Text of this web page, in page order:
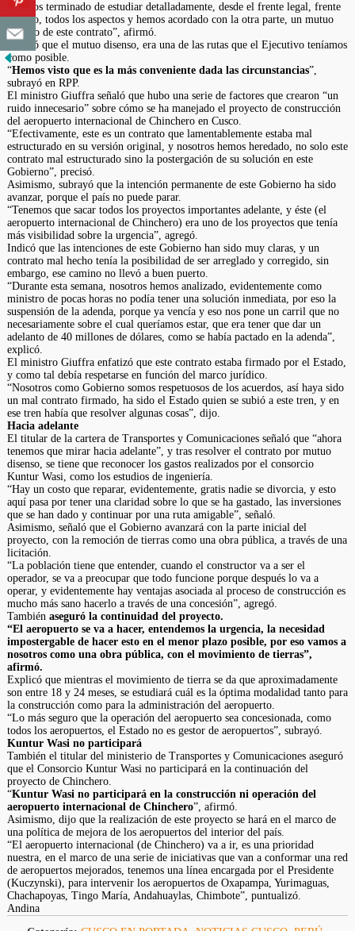
“Hemos terminado de estudiar detalladamente, desde el frente legal, frente
técnico, todos los aspectos y hemos acordado con la otra parte, un mutuo
disenso de este contrato”, afirmó.
Refirió que el mutuo disenso, era una de las rutas que el Ejecutivo teníamos
como posible.
“Hemos visto que es la más conveniente dada las circunstancias”,
subrayó en RPP.
El ministro Giuffra señaló que hubo una serie de factores que crearon “un
ruido innecesario” sobre cómo se ha manejado el proyecto de construcción
del aeropuerto internacional de Chinchero en Cusco.
“Efectivamente, este es un contrato que lamentablemente estaba mal
estructurado en su versión original, y nosotros hemos heredado, no solo este
contrato mal estructurado sino la postergación de su solución en este
Gobierno”, precisó.
Asimismo, subrayó que la intención permanente de este Gobierno ha sido
avanzar, porque el país no puede parar.
“Tenemos que sacar todos los proyectos importantes adelante, y éste (el
aeropuerto internacional de Chinchero) era uno de los proyectos que tenía
más visibilidad sobre la urgencia”, agregó.
Indicó que las intenciones de este Gobierno han sido muy claras, y un
contrato mal hecho tenía la posibilidad de ser arreglado y corregido, sin
embargo, ese camino no llevó a buen puerto.
“Durante esta semana, nosotros hemos analizado, evidentemente como
ministro de pocas horas no podía tener una solución inmediata, por eso la
suspensión de la adenda, porque ya vencía y eso nos pone un carril que no
necesariamente sobre el cual queríamos estar, que era tener que dar un
adelanto de 40 millones de dólares, como se había pactado en la adenda”,
explicó.
El ministro Giuffra enfatizó que este contrato estaba firmado por el Estado,
y como tal debía respetarse en función del marco jurídico.
“Nosotros como Gobierno somos respetuosos de los acuerdos, así haya sido
un mal contrato firmado, ha sido el Estado quien se subió a este tren, y en
ese tren había que resolver algunas cosas”, dijo.
Hacia adelante
El titular de la cartera de Transportes y Comunicaciones señaló que “ahora
tenemos que mirar hacia adelante”, y tras resolver el contrato por mutuo
disenso, se tiene que reconocer los gastos realizados por el consorcio
Kuntur Wasi, como los estudios de ingeniería.
“Hay un costo que reparar, evidentemente, gratis nadie se divorcia, y esto
aquí pasa por tener una claridad sobre lo que se ha gastado, las inversiones
que se han dado y continuar por una ruta amigable”, señaló.
Asimismo, señaló que el Gobierno avanzará con la parte inicial del
proyecto, con la remoción de tierras como una obra pública, a través de una
licitación.
“La población tiene que entender, cuando el constructor va a ser el
operador, se va a preocupar que todo funcione porque después lo va a
operar, y evidentemente hay ventajas asociada al proceso de construcción es
mucho más sano hacerlo a través de una concesión”, agregó.
También aseguró la continuidad del proyecto.
“El aeropuerto se va a hacer, entendemos la urgencia, la necesidad
impostergable de hacer esto en el menor plazo posible, por eso vamos a
nosotros como una obra pública, con el movimiento de tierras”,
afirmó.
Explicó que mientras el movimiento de tierra se da que aproximadamente
son entre 18 y 24 meses, se estudiará cuál es la óptima modalidad tanto para
la construcción como para la administración del aeropuerto.
“Lo más seguro que la operación del aeropuerto sea concesionada, como
todos los aeropuertos, el Estado no es gestor de aeropuertos”, subrayó.
Kuntur Wasi no participará
También el titular del ministerio de Transportes y Comunicaciones aseguró
que el Consorcio Kuntur Wasi no participará en la continuación del
proyecto de Chinchero.
“Kuntur Wasi no participará en la construcción ni operación del
aeropuerto internacional de Chinchero”, afirmó.
Asimismo, dijo que la realización de este proyecto se hará en el marco de
una política de mejora de los aeropuertos del interior del país.
“El aeropuerto internacional (de Chinchero) va a ir, es una prioridad
nuestra, en el marco de una serie de iniciativas que van a conformar una red
de aeropuertos mejorados, tenemos una línea encargada por el Presidente
(Kuczynski), para intervenir los aeropuertos de Oxapampa, Yurimaguas,
Chachapoyas, Tingo María, Andahuaylas, Chimbote”, puntualizó.
Andina